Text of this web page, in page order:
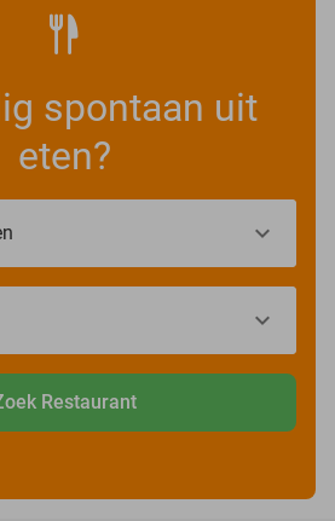
spontaan uit
eten?
Restaurant